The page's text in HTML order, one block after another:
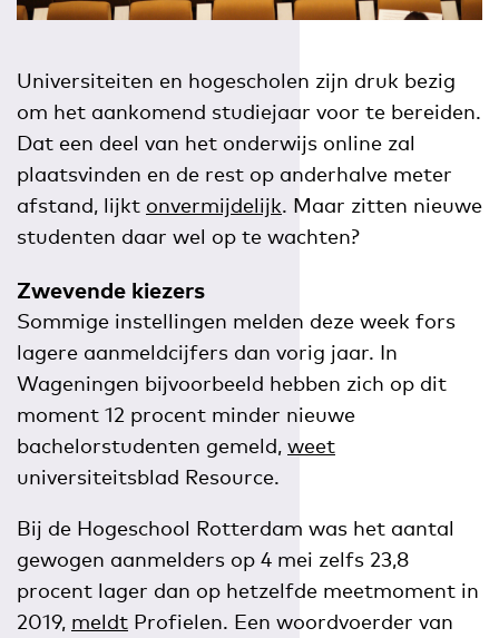
Universiteiten en hogescholen zijn druk bezig
om het aankomend studiejaar voor te bereiden.
Dat een deel van het onderwijs online zal
plaatsvinden en de rest op anderhalve meter
afstand, lijkt onvermijdelijk. Maar zitten nieuwe
studenten daar wel op te wachten?
Zwevende kiezers
Sommige instellingen melden deze week fors
lagere aanmeldcijfers dan vorig jaar. In
Wageningen bijvoorbeeld hebben zich op dit
moment 12 procent minder nieuwe
bachelorstudenten gemeld, weet
universiteitsblad Resource.
Bij de Hogeschool Rotterdam was het aantal
gewogen aanmelders op 4 mei zelfs 23,8
procent lager dan op hetzelfde meetmoment in
2019, meldt Profielen. Een woordvoerder van